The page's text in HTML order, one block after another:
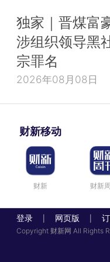
独家｜晋煤富
涉组织领导黑
宗罪名
2026年08月08日
财新移动
财新 财新
登录 网页版 订
Copyright 财新网 All Rights